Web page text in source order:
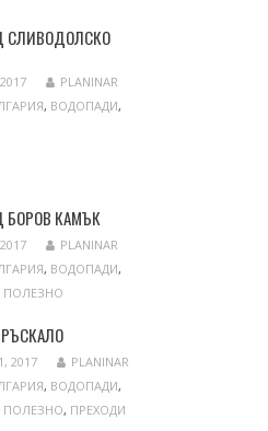
СЛИВОДОЛСКО
PLANINAR
, ВОДОПАДИ,
КАМЪК
PLANINAR
, ВОДОПАДИ,
ПОЛЕЗНО
2017
PLANINAR
, ВОДОПАДИ,
ПОЛЕЗНО, ПРЕХОДИ